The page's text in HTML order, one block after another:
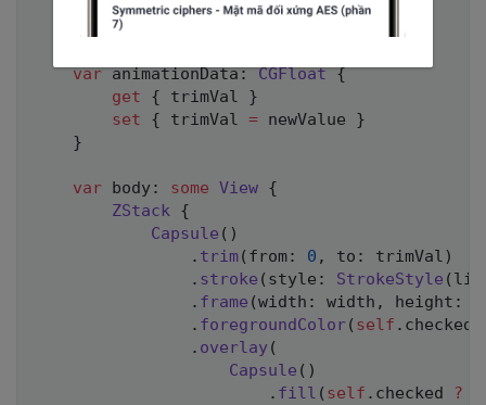
@Binding var width: CGFloat
@Binding
var animationData: CGFloat {
get
{ trimVal }
set
{ trimVal = newValue }
}
var body: some View {
ZStack {
Capsule ( )
. trim( from: 0 , to : trimVal )
. stroke ( style : StrokeStyle (
. frame (width : width , height :
. foregroundColor( self . checked
. overlay (
Capsule ( )
. fill ( self . checked ?